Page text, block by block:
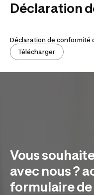
Déclaration
Déclaration de conformité
Télécharger
Vous
avec nous ?
formulaire